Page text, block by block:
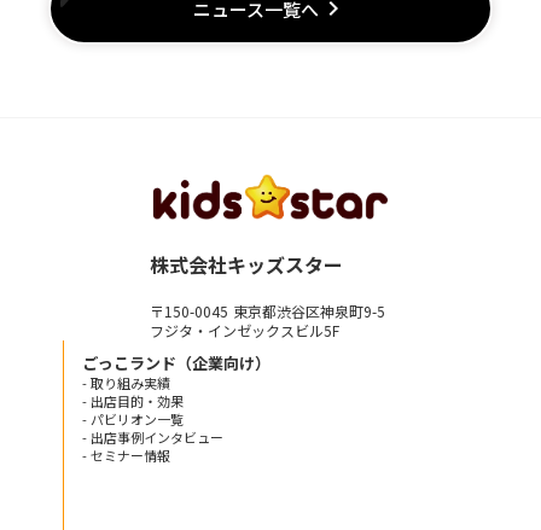
ニュース一覧へ keyboard_arrow_right
株式会社キッズスター
〒150-0045 東京都渋谷区神泉町9-5
フジタ・インゼックスビル5F
ごっこランド（企業向け）
- 取り組み実績
- 出店目的・効果
- パビリオン一覧
- 出店事例インタビュー
- セミナー情報